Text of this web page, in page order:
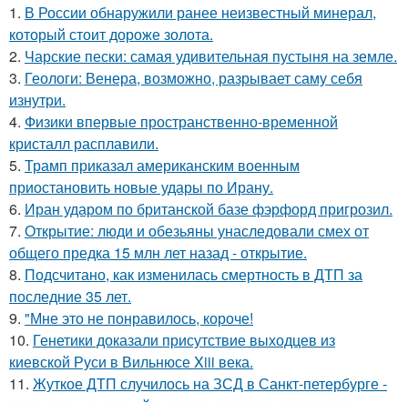
1. В России обнаружили ранее неизвестный минерал,
который стоит дороже золота.
2. Чарские пески: самая удивительная пустыня на земле.
3. Геологи: Венера, возможно, разрывает саму себя
изнутри.
4. Физики впервые пространственно-временной
кристалл расплавили.
5. Трамп приказал американским военным
приостановить новые удары по Ирану.
6. Иран ударом по британской базе фэрфорд пригрозил.
7. Открытие: люди и обезьяны унаследовали смех от
общего предка 15 млн лет назад - открытие.
8. Подсчитано, как изменилась смертность в ДТП за
последние 35 лет.
9. "Мне это не понравилось, короче!
10. Генетики доказали присутствие выходцев из
киевской Руси в Вильнюсе Xiii века.
11. Жуткое ДТП случилось на ЗСД в Санкт-петербурге -